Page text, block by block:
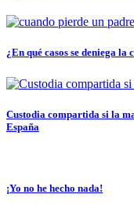
¿En qué casos se deniega
Custodia compartida si la
España
¡Yo no he hecho nada!